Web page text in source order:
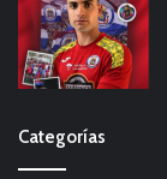
Categorías